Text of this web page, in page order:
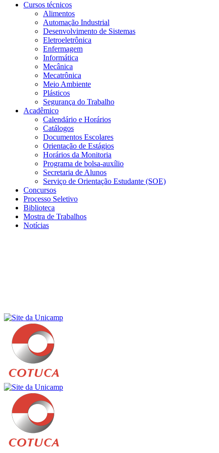
Cursos técnicos
Alimentos
Automação Industrial
Desenvolvimento de Sistemas
Eletroeletrônica
Enfermagem
Informática
Mecânica
Mecatrônica
Meio Ambiente
Plásticos
Segurança do Trabalho
Acadêmico
Calendário e Horários
Catálogos
Documentos Escolares
Orientação de Estágios
Horários da Monitoria
Programa de bolsa-auxílio
Secretaria de Alunos
Serviço de Orientação Estudante (SOE)
Concursos
Processo Seletivo
Biblioteca
Mostra de Trabalhos
Notícias